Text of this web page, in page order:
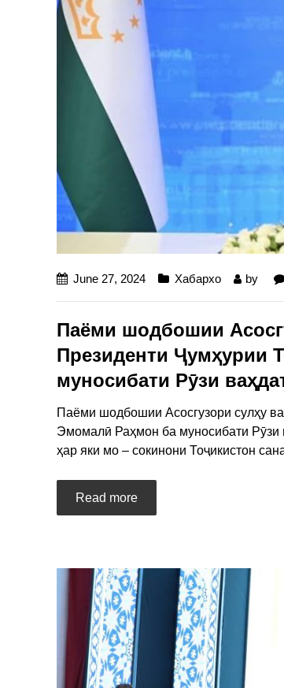
June 27, 2024 Хабархо by
Паёми шодбошии
Президенти Ҷумҳурии
муносибати Рӯзи
Паёми шодбошии Асосгузори сулҳу
Эмомалӣ Раҳмон ба муносибати
ҳар яки мо – сокинони Тоҷикистон
Read more